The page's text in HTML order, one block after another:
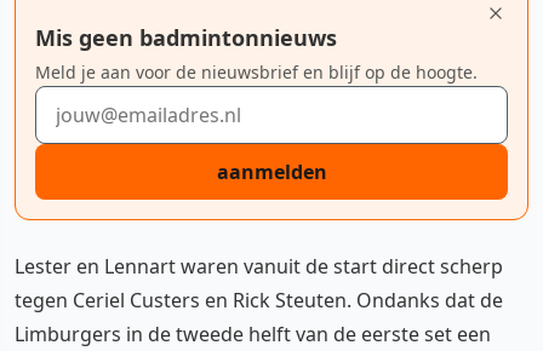
Mis geen badmintonnieuws
Meld je aan voor de nieuwsbrief en blijf op de hoogte.
E-mailadres
aanmelden
Lester en Lennart waren vanuit de start direct scherp
tegen Ceriel Custers en Rick Steuten. Ondanks dat de
Limburgers in de tweede helft van de eerste set een